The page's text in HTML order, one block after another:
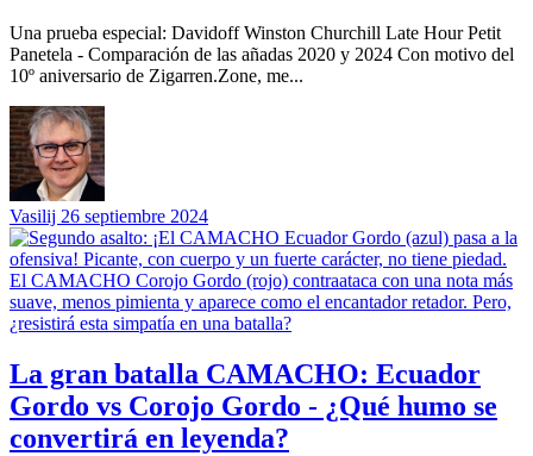
Una prueba especial: Davidoff Winston Churchill Late Hour Petit
Panetela - Comparación de las añadas 2020 y 2024 Con motivo del
10º aniversario de Zigarren.Zone, me...
Vasilij 26 septiembre 2024
La gran batalla CAMACHO: Ecuador
Gordo vs Corojo Gordo - ¿Qué humo se
convertirá en leyenda?